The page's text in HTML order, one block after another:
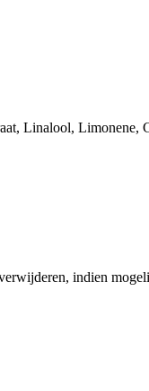
Linalool, Limonene,
indien